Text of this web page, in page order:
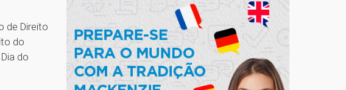
de Direito
do
do